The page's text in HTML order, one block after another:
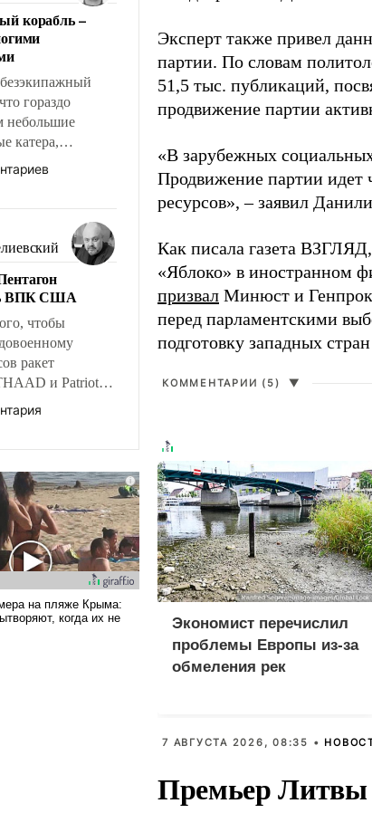
вперед и
корабль –
гораздо
небольшие
катера,
уже
Задача по
Однако
радикально
боевые
ВПК США
чтобы
ракет
и Patriot
более трех
война с
ситуация
период
США, например,
Эксперт также привел
партии. По словам
51,5 тыс. публикаций,
продвижение партии
«В зарубежных
Продвижение партии идет
ресурсов», – заявил
Как писала газета
«Яблоко» в иностранном
призвал Минюст и
перед парламентскими
подготовку западных
КОММЕНТАРИИ (5) ▼
Экономист перечислил
проблемы Европы из-за
обмеления рек
7 АВГУСТА 2026, 08:35 •
Премьер Литвы